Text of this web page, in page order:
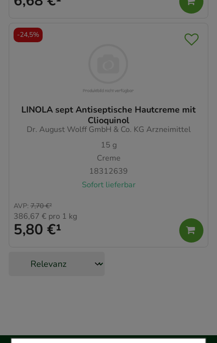
LINOLA sept Antiseptische Hautcreme mit
Clioquinol
Dr. August Wolff GmbH & Co. KG Arzneimittel
15 g
Creme
18312639
Sofort lieferbar
5,80 €¹
AVP: 7,70 €²
386,67 € pro 1 kg
-24,5%